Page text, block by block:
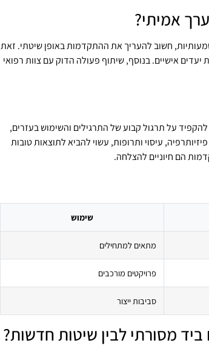
אמיתי?
חשוב להעריך את ההתקדמות באופן שיטתי. זאת
אישיים. בנוסף, שיתוף פעולה הדוק עם צוות רפואי
על תרגול קבוע של התרגילים והשימוש בעזרים,
עיסוי ותרופות, עשוי להביא לתוצאות טובות
הם חיוניים להצלחה.
שימוש
מתאים למתחילים
פרויקטים מורכבים
סביבות ייצור
ביד מסורתי לבין שיטות חדשות?